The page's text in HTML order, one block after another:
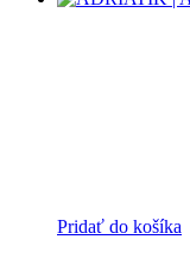
Pridať do košíka